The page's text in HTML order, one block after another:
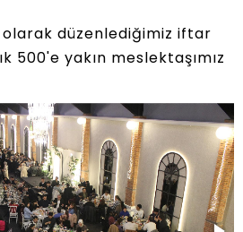
düzenlediğimiz iftar
500'e yakın meslektaşımız